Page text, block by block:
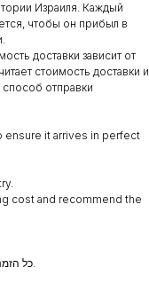
Израиля. Каждый
чтобы он прибыл в
доставки зависит от
стоимость доставки и
отправки
ensure it arrives in perfect
cost and recommend the
כל הזמנה נארזת ומוכנה בקפידה כדי שתגיע אליכם במצב מושלם.